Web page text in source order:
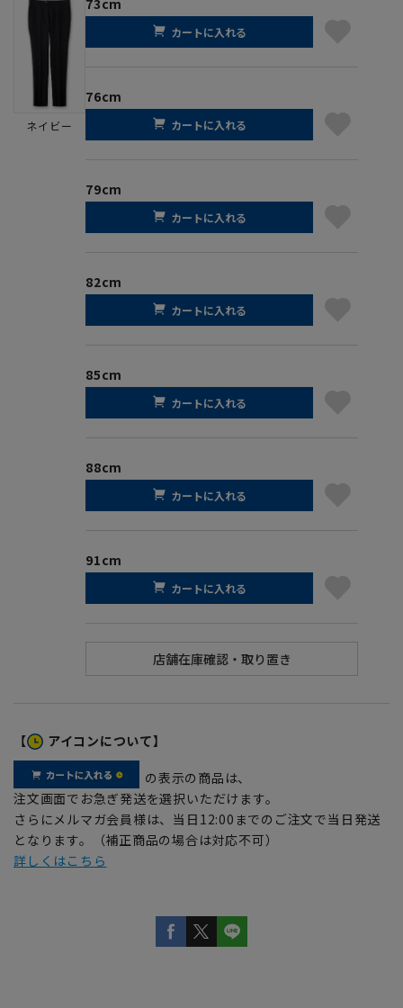
ネイビー
カートに入れる
76cm
カートに入れる
79cm
カートに入れる
82cm
カートに入れる
85cm
カートに入れる
88cm
カートに入れる
91cm
カートに入れる
【 アイコンについて】
の表示の商品は、
注文画面でお急ぎ発送を選択いただけます。
さらにメルマガ会員様は、当日12:00までのご注文で当日発送
となります。（補正商品の場合は対応不可）
詳しくはこちら